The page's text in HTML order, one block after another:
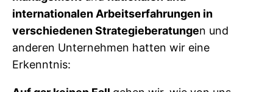
internationalen Arbeitserfahrungen in
verschiedenen Strategieberatungen und
anderen Unternehmen hatten wir eine
Erkenntnis: